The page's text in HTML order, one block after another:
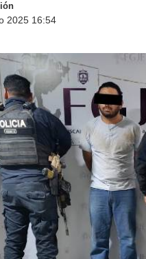
2025 16:54